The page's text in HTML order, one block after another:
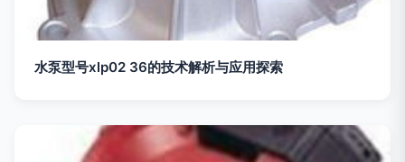
水泵型号xlp02 36的技术解析与应用探索